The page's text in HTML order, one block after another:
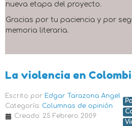
nueva etapa del proyecto.
Gracias por tu paciencia y por
memoria literaria.
La violencia en
Escrito por Edgar Tarazona Angel
Categoría: Columnas de opinión
Creado: 25 Febrero 2009